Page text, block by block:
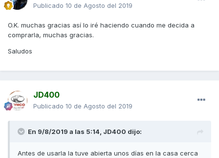
Publicado 10 de Agosto del 2019
O.K. muchas gracias así lo iré haciendo cuando me decida a
comprarla, muchas gracias.
Saludos
JD400
Publicado 10 de Agosto del 2019
En 9/8/2019 a las 5:14, JD400 dijo:
Antes de usarla la tuve abierta unos días en la casa cerca